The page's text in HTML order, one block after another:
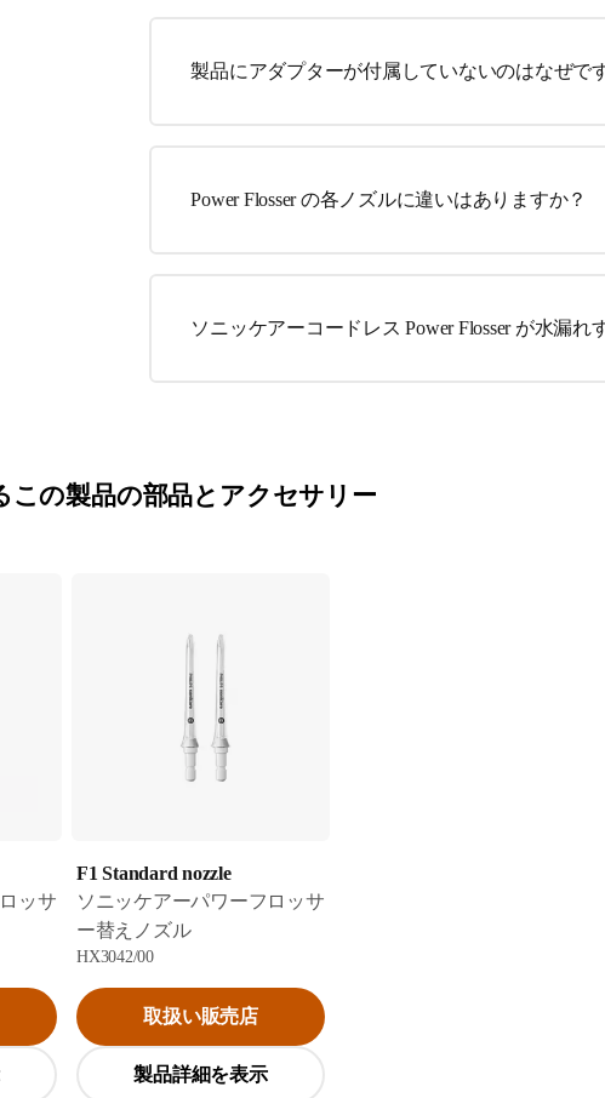
製品にアダプターが付属していないのはなぜで
Power Flosser の各ノズルに違いはありますか？
ソニッケアーコードレス Power Flosser が水漏れ
この製品の部品とアクセサリー
ッサ
F1 Standard nozzle
ソニッケアーパワーフロッサ
ー替えノズル
HX3042/00
取扱い販売店
製品詳細を表示